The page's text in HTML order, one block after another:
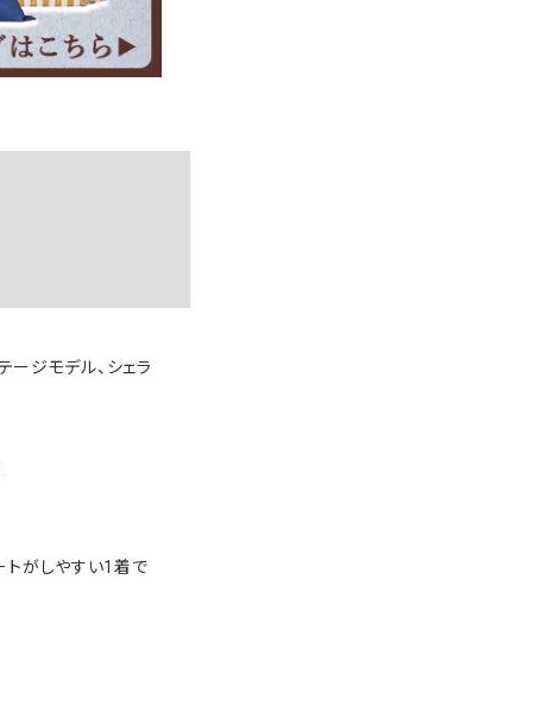
ジモデル、シェラ
トがしやすい1着で